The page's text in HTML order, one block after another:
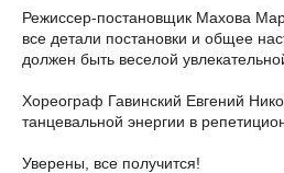
Режиссер-постановщик Махова
все детали постановки и общее
должен быть веселой
Хореограф Гавинский Евгений
танцевальной энергии в
Уверены, все получится!